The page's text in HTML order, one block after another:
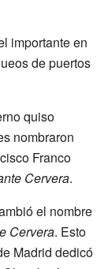
importante en
de puertos
quiso
nombraron
Franco
Cervera.
el nombre
Cervera. Esto
Madrid dedicó